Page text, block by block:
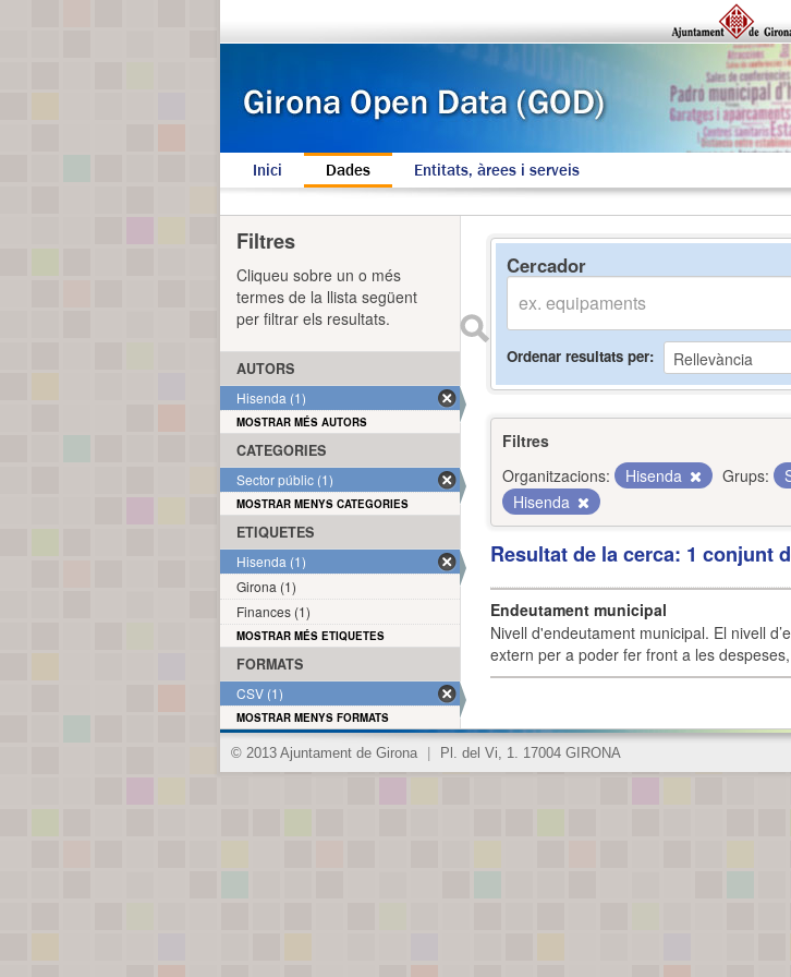
Inici Dades Entitats, àrees i serveis
Cercador
Ordenar resultats per
Filtres
Organitzacions:
Hisenda Grups:
Hisenda
Resultat de la cerca: 1 conjunt
Endeutament municipal
Nivell d'endeutament municipal. El nivell
extern per a poder fer front a les
Filtres
Cliqueu sobre un o més
termes de la llista següent
per filtrar els resultats.
AUTORS
Hisenda (1)
MOSTRAR MÉS AUTORS
CATEGORIES
Sector públic (1)
MOSTRAR MENYS CATEGORIES
ETIQUETES
Hisenda (1)
Girona (1)
Finances (1)
MOSTRAR MÉS ETIQUETES
FORMATS
CSV (1)
MOSTRAR MENYS FORMATS
© 2013 Ajuntament de Girona Pl. del Vi, 1. 17004 GIRONA